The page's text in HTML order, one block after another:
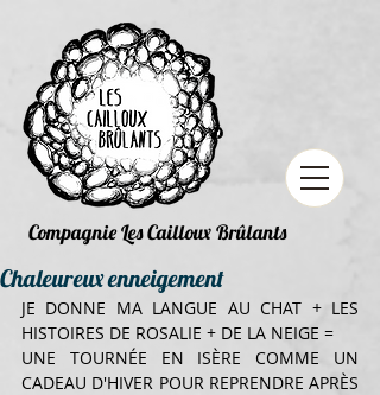
Compagnie Les Cailloux Brûlants
Chaleureux enneigement
JE DONNE MA LANGUE AU CHAT + LES
HISTOIRES DE ROSALIE + DE LA NEIGE =
UNE TOURNÉE EN ISÈRE COMME UN
CADEAU D'HIVER POUR REPRENDRE APRÈS